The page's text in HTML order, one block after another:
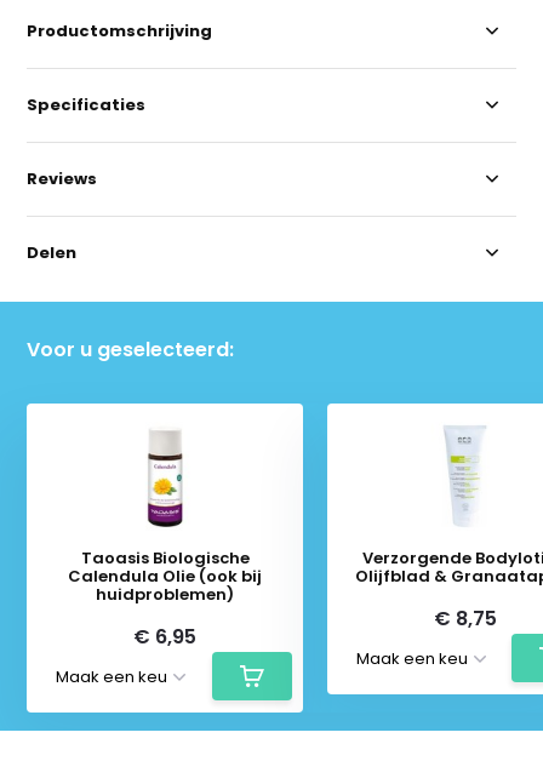
Productomschrijving
Specificaties
Reviews
Delen
Voor u geselecteerd:
Taoasis Biologische
Calendula Olie (ook bij
huidproblemen)
€ 6,95
Verzorgende
Olijfblad &
€ 8,75